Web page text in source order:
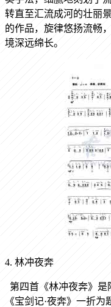
转直至汇流成河的壮丽
的作品，旋律悠扬流畅
境深远绵长。
4. 林冲夜奔
第四首《林冲夜奔》是
《宝剑记·夜奔》一折